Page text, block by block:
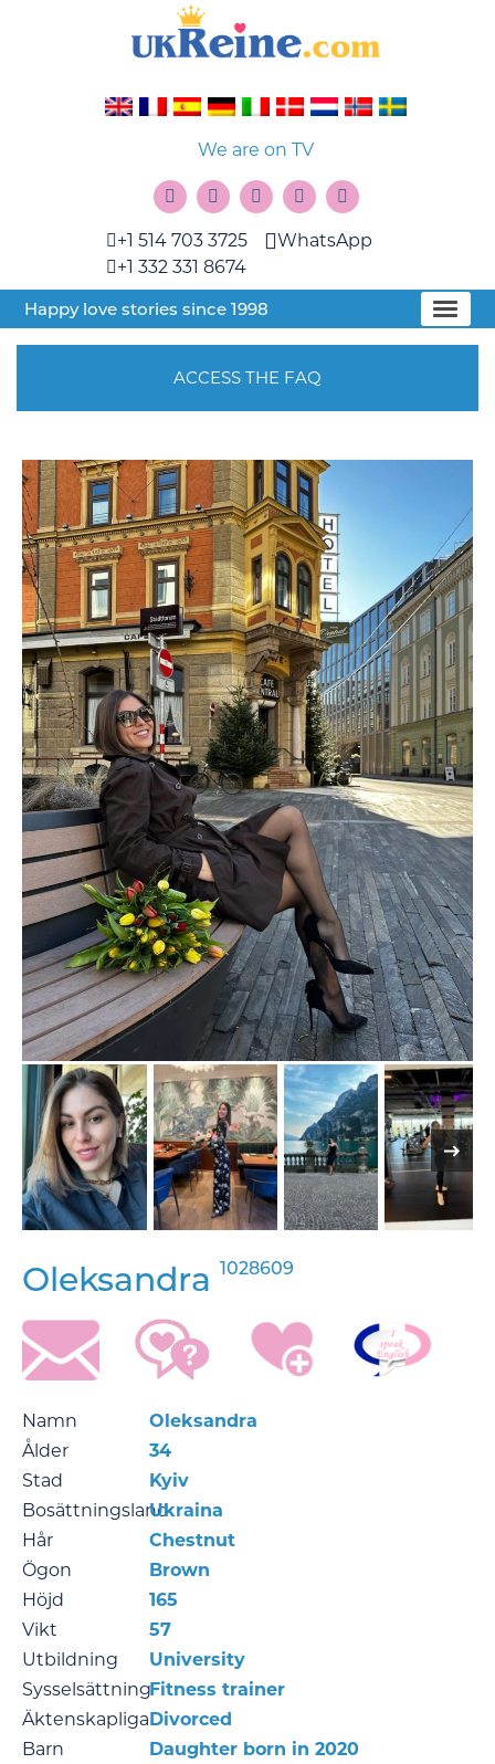
We are on TV
+1 514 703 3725
+1 332 331 8674
WhatsApp
Happy love stories since 1998
ACCESS THE FAQ
Oleksandra 1028609
Namn
Oleksandra
Ålder
34
Stad
Kyiv
BosättningslandUkraina
Hår
Chestnut
Ögon
Brown
Höjd
165
Vikt
57
Utbildning
University
SysselsättningFitness trainer
ÄktenskapligaDivorced
Barn
Daughter born in 2020